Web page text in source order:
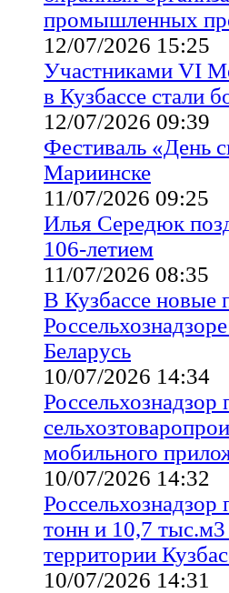
промышленных
12/07/2026 15:25
Участниками VI
в Кузбассе стали
12/07/2026 09:39
Фестиваль «День
Мариинске
11/07/2026 09:25
Илья Середюк
106-летием
11/07/2026 08:35
В Кузбассе новые
Беларусь
10/07/2026 14:34
Россельхознадзор
мобильного
10/07/2026 14:32
тонн и 10,7
территории
10/07/2026 14:31